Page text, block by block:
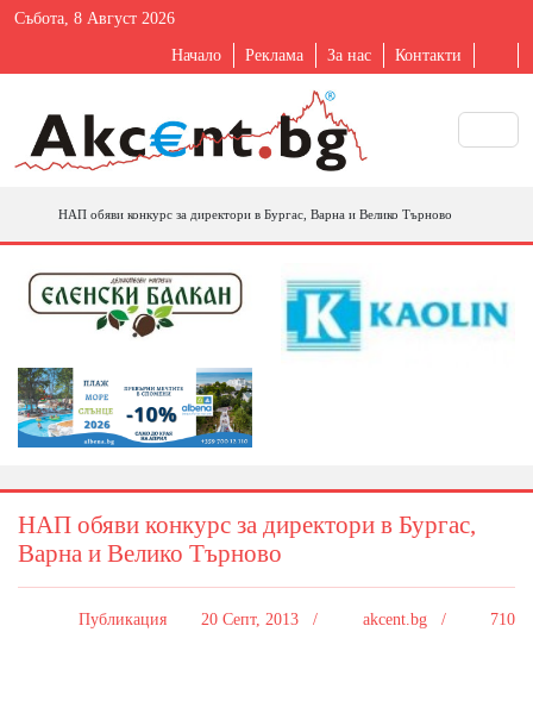
Събота, 8 Август 2026
Начало Реклама За нас Контакти
НАП обяви конкурс за директори в Бургас, Варна и Велико Търново
НАП обяви конкурс за директори в Бургас,
Варна и Велико Търново
Публикация 20 Септ, 2013 / akcent.bg / 710